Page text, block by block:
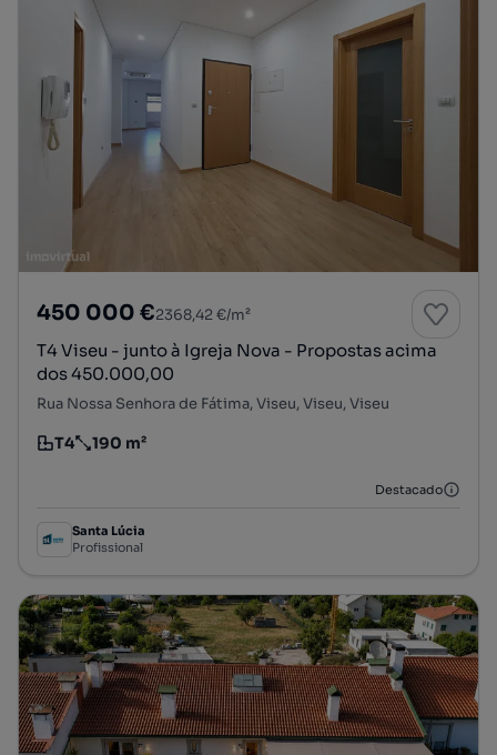
450 000 €2368,42 €/m²
T4 Viseu - junto à Igreja Nova - Propostas acima
dos 450.000,00
Rua Nossa Senhora de Fátima, Viseu, Viseu, Viseu
Tipologia
T4
Preço por metro quadrado
190 m²
Destacado
Santa Lúcia
Profissional